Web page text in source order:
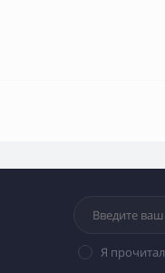
Я прочитал